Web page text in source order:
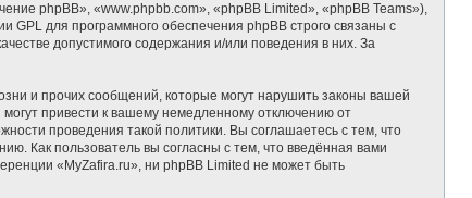
phpBB», «www.phpbb.com», «phpBB Limited», «phpBB Teams»),
GPL для программного обеспечения phpBB строго связаны с
допустимого содержания и/или поведения в них. За
и прочих сообщений, которые могут нарушить законы вашей
привести к вашему немедленному отключению от
проведения такой политики. Вы соглашаетесь с тем, что
Как пользователь вы согласны с тем, что введённая вами
«MyZafira.ru», ни phpBB Limited не может быть